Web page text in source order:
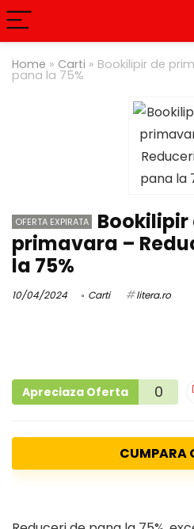
Home » Carti » Bookilipir de
pana la 75%
OFERTA EXPIRATA
Bookilipir
primavara –
la 75%
10/04/2024 Carti litera.ro
Apreciaza Oferta 0
CUMPARA